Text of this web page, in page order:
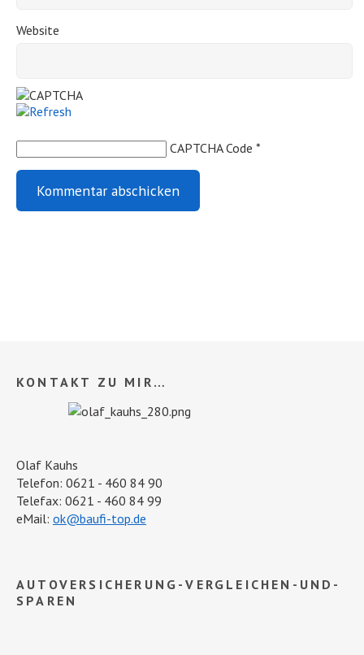
Website
CAPTCHA Code *
KONTAKT ZU MIR…
Olaf Kauhs
Telefon: 0621 - 460 84 90
Telefax: 0621 - 460 84 99
eMail: ok@baufi-top.de
AUTOVERSICHERUNG-VERGLEICHEN-UND-
SPAREN